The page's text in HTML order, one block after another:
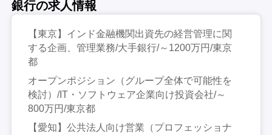
銀行の求人情報
【東京】インド金融機関出資先の経営管理に関
する企画、管理業務/大手銀行/～1200万円/東京
都
オープンポジション（グループ全体で可能性を
検討）/IT・ソフトウェア企業向け投資会社/～
800万円/東京都
【愛知】公共法人向け営業（プロフェッショナ